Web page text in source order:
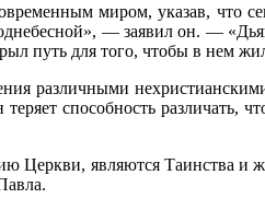
миром, указав, что
— заявил он. —
путь для того, чтобы в нем
различными
способность различать,
Церкви, являются Таинства